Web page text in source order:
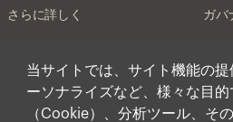
当サイトでは、サイト機能の
ーソナライズなど、様々な目的
（Cookie）、分析ツール、そ
さらに詳しく
インベスターリレーションズ
ガバ
日本
アポ